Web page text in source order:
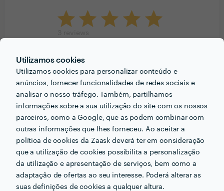
Utilizamos cookies
Utilizamos cookies para personalizar conteúdo e
anúncios, fornecer funcionalidades de redes sociais e
analisar o nosso tráfego. Também, partilhamos
informações sobre a sua utilização do site com os nossos
parceiros, como a Google, que as podem combinar com
outras informações que lhes forneceu. Ao aceitar a
política de cookies da Zaask deverá ter em consideração
que a utilização de cookies possibilita a personalização
da utilização e apresentação de serviços, bem como a
adaptação de ofertas ao seu interesse. Poderá alterar as
suas definições de cookies a qualquer altura.
5
4
3
0
Cliente Zaask
Explicações de Matemática
23 Out 2021